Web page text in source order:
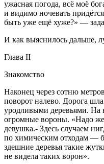
ужасная погода, всё моё
и видимо ночевать
быть уже ещё хуже?» —
И как выяснилось дальше,
Глава II
Знакомство
Наконец через сотню
поворот налево. Дорога
уродливыми деревьями. На
огромные вороны. «Надо
девушка.- Здесь случаем
по химическим отходам —
здешние деревья такие
не видела таких ворон».